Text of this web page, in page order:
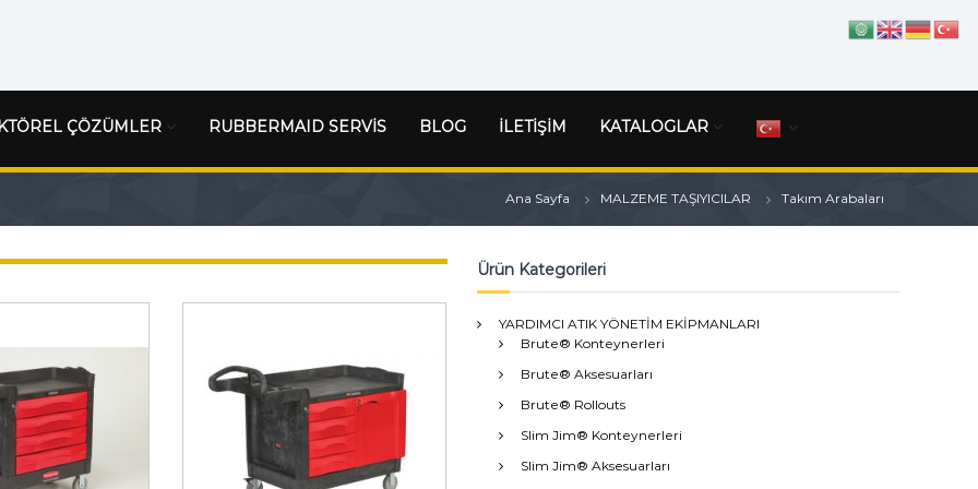
ÇÖZÜMLER RUBBERMAID SERVİS BLOG İLETİŞİM KATALOGLAR
Ana Sayfa MALZEME TAŞIYICILAR Takım Arabaları
Ürün Kategorileri
YARDIMCI ATIK YÖNETİM EKİPMANLARI
Brute® Konteynerleri
Brute® Aksesuarları
Brute® Rollouts
Slim Jim® Konteynerleri
Slim Jim® Aksesuarları